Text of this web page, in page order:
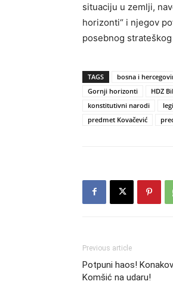
situaciju u zemlji,
horizonti“ i njegov
posebnog strateškog
TAGS bosna i
Gornji horizonti
HDZ
konstitutivni narodi
predmet Kovačević
Previous article
Potpuni haos!
Komšić na udaru!